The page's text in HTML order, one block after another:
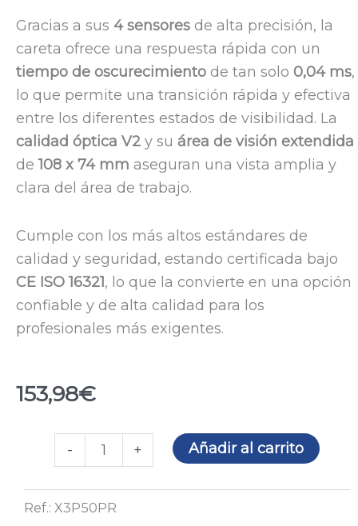
Gracias a sus 4 sensores de alta precisión, la
careta ofrece una respuesta rápida con un
tiempo de oscurecimiento de tan solo 0,04 ms,
lo que permite una transición rápida y efectiva
entre los diferentes estados de visibilidad. La
calidad óptica V2 y su área de visión extendida
de108 x 74 mm aseguran una vista amplia y
clara del área de trabajo.
Cumple con los más altos estándares de
calidad y seguridad, estando certificada bajo
CE ISO 16321, lo que la convierte en una opción
confiable y de alta calidad para los
profesionales más exigentes.
153,98€
-
Careta
de
soldar
X3
+ Añadir al carrito
Ref.: X3P50PR